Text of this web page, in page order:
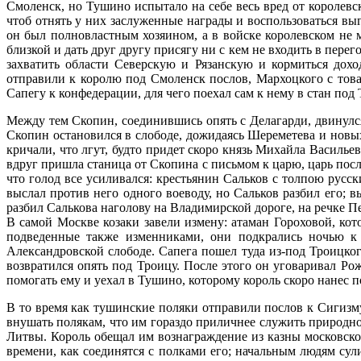
Смоленск, но Тушино испытало на себе весь вред от
чтоб отнять у них заслуженные награды и
он был полновластным хозяином, а в войске королевском не
близкой и дать друг другу присягу ни с кем не входить в
захватить области Северскую и Рязанскую и кормиться
отправили к королю под Смоленск послов, Мархоцкого с
Сапегу к конфедерации, для чего поехал сам к нему в стан
Между тем Скопин, соединившись опять с Делагарди,
Скопин остановился в слободе, дожидаясь Шереметева и
кричали, что лгут, будто придет скоро князь Михайла
вдруг пришла станица от Скопина с письмом к царю, царь
что голод все усиливался: крестьянин Сальков с толпою
выслал против него одного воеводу, но Сальков разбил
разбил Салькова наголову на Владимирской дороге, на речке
В самой Москве козаки завели измену: атаман Гороховой,
подведенные также изменниками, они подкрались ночью
Александровской слободе. Сапега пошел туда из-под
возвратился опять под Троицу. После этого он уговаривал
помогать ему и уехал в Тушино, которому король скоро нанес
В то время как тушинские поляки отправили послов к
внушать полякам, что им гораздо приличнее служить
Литвы. Король обещал им вознаграждение из казны
времени, как соединятся с полками его; начальным людям